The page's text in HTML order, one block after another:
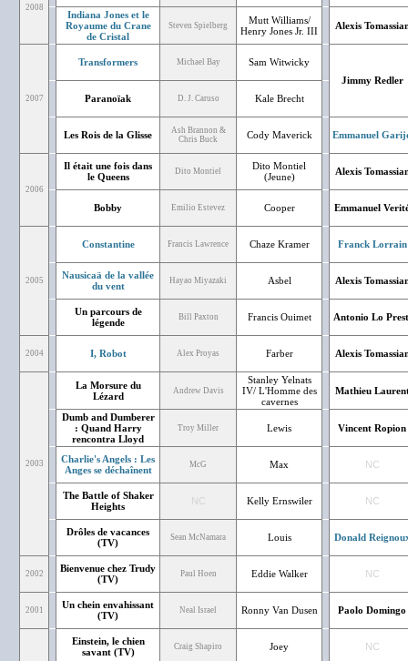
2008
Indiana Jones et le
Royaume du Crane
de Cristal
Steven Spielberg
Mutt Williams/
Henry Jones Jr. III
Alexis
2007
Transformers Michael Bay
Sam Witwicky
Jimmy Redler
Paranoïak
D. J. Caruso Kale Brecht
Les Rois de la Glisse
Ash Brannon &
Chris Buck
Cody Maverick Emmanuel
2006
Il était une fois dans
le Queens
Dito Montiel
Dito Montiel
(Jeune)
Alexis
Bobby Emilio Estevez Cooper Emmanuel
2005
Constantine Francis Lawrence Chaze Kramer Franck Lorrain
Nausicaä de la vallée
du vent
Hayao Miyazaki Asbel Alexis
Un parcours de
légende
Bill Paxton Francis Ouimet Antonio Lo
2004 I, Robot Alex Proyas Farber Alexis
2003
La Morsure du
Lézard
Andrew Davis
Stanley Yelnats
IV/ L'Homme des
cavernes
Mathieu
Dumb and Dumberer
: Quand Harry
rencontra Lloyd
Troy Miller Lewis Vincent Ropion
Charlie's Angels : Les
Anges se déchaînent
McG Max NC
The Battle of Shaker
Heights
NC Kelly Ernswiler NC
Drôles de vacances
(TV)
Sean McNamara Louis Donald
2002
Bienvenue chez Trudy
(TV)
Paul Hoen Eddie Walker NC
2001
Un chein envahissant
(TV)
Neal Israel Ronny Van Dusen Paolo Domingo
Einstein, le chien
savant (TV)
Craig Shapiro Joey NC